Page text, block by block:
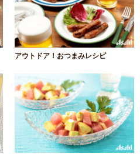
アウトドア！おつまみレシピ